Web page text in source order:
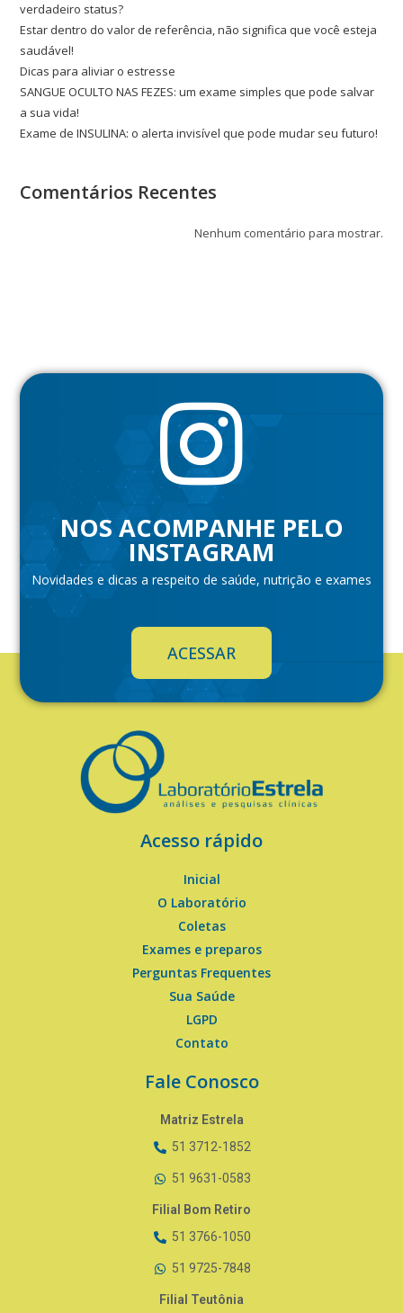
verdadeiro status?
Estar dentro do valor de referência, não significa que você esteja
saudável!
Dicas para aliviar o estresse
SANGUE OCULTO NAS FEZES: um exame simples que pode salvar
a sua vida!
Exame de INSULINA: o alerta invisível que pode mudar seu futuro!
Comentários Recentes
Nenhum comentário para mostrar.
NOS ACOMPANHE PELO
INSTAGRAM
Novidades e dicas a respeito de saúde, nutrição e exames
ACESSAR
Acesso rápido
Inicial
O Laboratório
Coletas
Exames e preparos
Perguntas Frequentes
Sua Saúde
LGPD
Contato
Fale Conosco
Matriz Estrela
51 3712-1852
51 9631-0583
Filial Bom Retiro
51 3766-1050
51 9725-7848
Filial Teutônia